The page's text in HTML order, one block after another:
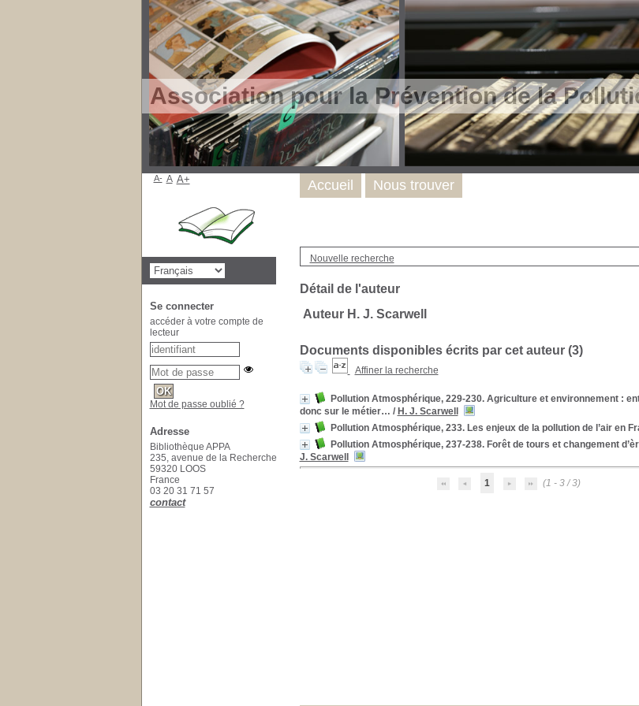
Association pour la Prévention de la
Nouvelle recherche
Détail de l'auteur
Auteur H. J. Scarwell
Documents disponibles écrits par cet auteur (3)
Affiner la recherche
Pollution Atmosphérique, 229-230. Agriculture et environnement :
donc sur le métier… / H. J. Scarwell
Pollution Atmosphérique, 233. Les enjeux de la pollution de l’air en
Pollution Atmosphérique, 237-238. Forêt de tours et changement
J. Scarwell
1 (1 - 3 / 3)
Accueil Nous trouver
A- A A+
Se connecter
accéder à votre compte de
lecteur
Mot de passe oublié ?
Adresse
Bibliothèque APPA
235, avenue de la Recherche
59320 LOOS
France
03 20 31 71 57
contact